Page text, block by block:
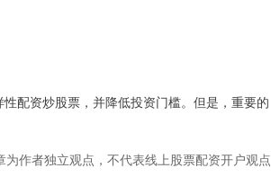
配资炒股票，并降低投资门槛。但是，重要的
为作者独立观点，不代表线上股票配资开户观点